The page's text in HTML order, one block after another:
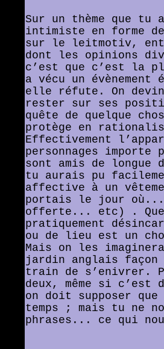
Sur un thème que tu
intimiste en forme
sur le leitmotiv,
dont les opinions
c’est que c’est la
a vécu un évènement
elle réfute. On
rester sur ses
quête de quelque
protège en
Effectivement
personnages importe
sont amis de longue
tu aurais pu
affective à un
portais le jour
offerte... etc) . Que
pratiquement
ou de lieu est un
Mais on les
jardin anglais façon
train de s’enivrer.
deux, même si c’est
on doit supposer
temps ; mais tu ne
phrases... ce qui